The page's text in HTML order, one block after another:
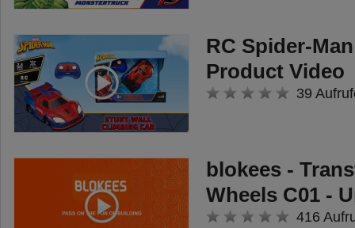
Ausgestattet mit einem
leistungsstarken Allradantrieb und
Turbo bringt das Spielzeugauto
alles mit, was zum
actiongeladenen Driften nötig ist.
Ob Indoor oder Outdoor: Mithilfe
der Radio Control Fernbedienung
lenken die Mädchen und Jungen
den Rennwagen mit bis zu 10
RC Spider-
Product Video
39
blokees -
Wheels C01 -
416